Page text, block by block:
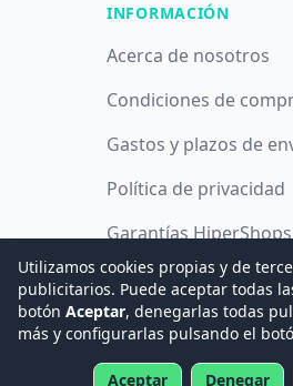
INFORMACIÓN
Acerca de nosotros
Condiciones de
Gastos y plazos de
Política de privacidad
Garantías HiperShops
Política de cookies
© 2008 -2026Hogar Digital e
Utilizamos cookies propias y de
publicitarios. Puede aceptar todas
botón Aceptar, denegarlas todas
más y configurarlas pulsando el
Aceptar Denegar